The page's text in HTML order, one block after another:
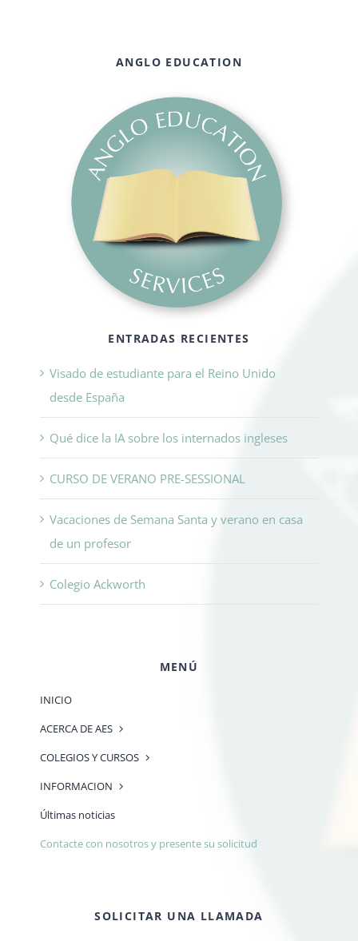
ANGLO EDUCATION
ENTRADAS RECIENTES
Visado de estudiante para el Reino Unido
desde España
Qué dice la IA sobre los internados ingleses
CURSO DE VERANO PRE-SESSIONAL
Vacaciones de Semana Santa y verano en casa
de un profesor
Colegio Ackworth
MENÚ
INICIO
ACERCA DE AES
COLEGIOS Y CURSOS
INFORMACION
Últimas noticias
Contacte con nosotros y presente su solicitud
SOLICITAR UNA LLAMADA